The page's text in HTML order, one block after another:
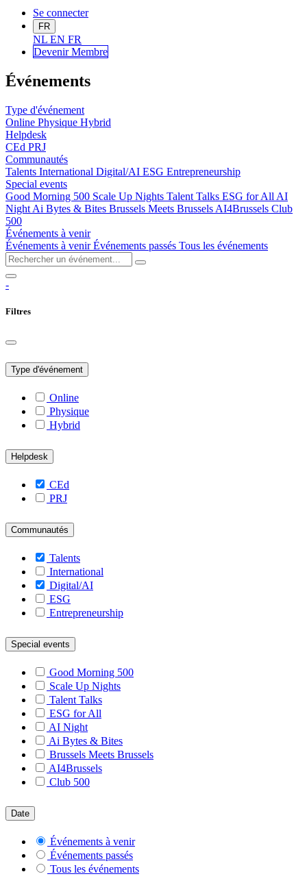
Se connecter
FR
NL EN FR
Devenir Membre
Événements
Type d'événement
Online Physique Hybrid
Helpdesk
CEd PRJ
Communautés
Talents International Digital/AI ESG Entrepreneurship
Special events
Good Morning 500 Scale Up Nights Talent Talks ESG for All AI
Night Ai Bytes & Bites Brussels Meets Brussels AI4Brussels Club
500
Événements à venir
Événements à venirÉvénements passés Tous les événements
-
Filtres
Type d'événement
Online
Physique
Hybrid
Helpdesk
CEd
PRJ
Communautés
Talents
International
Digital/AI
ESG
Entrepreneurship
Special events
Good Morning 500
Scale Up Nights
Talent Talks
ESG for All
AI Night
Ai Bytes & Bites
Brussels Meets Brussels
AI4Brussels
Club 500
Date
Événements à venir
Événements passés
Tous les événements